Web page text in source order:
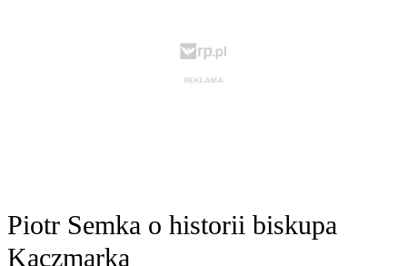
Piotr Semka o historii biskupa
Kaczmarka